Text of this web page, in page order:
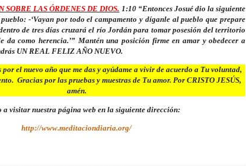
SOBRE LAS ÓRDENES DE DIOS. 1:10 “Entonces Josué dio la siguiente
-‘Vayan por todo el campamento y díganle al pueblo que prepare
de tres días cruzará el río Jordán para tomar posesión del territorio
da como herencia.’” Mantén una posición firme en amar y obedecer a
UN REAL FELIZ AÑO NUEVO.
el nuevo año que me das y ayúdame a vivir de acuerdo a Tu voluntad,
Gracias por las pruebas y muestras de Tu amor. Por CRISTO JESÚS,
amén.
a visitar nuestra página web en la siguiente dirección:
http://www.meditaciondiaria.org/